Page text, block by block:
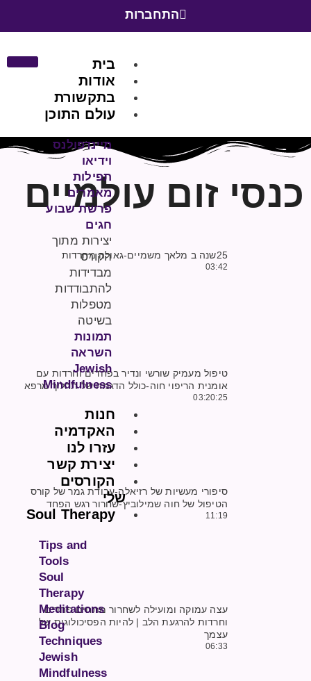
התחברות
בית
אודות
בתקשורת
עולם התוכן
מיינדפולנס
וידיאו
תפילות
מאמרים
פרשת שבוע
חגים
יצירות מתוך
הקורס
מבדידות
להתבודדות
מטפלות
בשיטה
תמונות
השראה
Jewish
Mindfulness
חנות
האקדמיה
עזרו לנו
יצירת קשר
הקורסים
שלי
Soul Therapy
Tips and
Tools
Soul
Therapy
Meditations
Blog
Techniques
Jewish
Mindfulness
כנסי זום עולמיים
25שנה ב מלאך משמיים-גאולה מחרדות
03:42
טיפול מעמיק שורשי ונדיר בפחדים וחרדות עם
אומנית הריפוי חוה-כולל הדגמה של תהליך מרפא
03:20:25
סיפורי מעשיות של רזיאלה-עבודת גמר של קורס
הטיפול של חוה שמילוביץ-שחרור רגש הפחד
11:19
עצה עמוקה ומועילה לשחרור מתחים פחדים
וחרדות להרגעת הלב | להיות הפסיכולוגית של
עצמך
06:33